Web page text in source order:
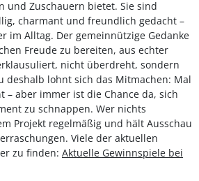
und Zuschauern bietet. Sie sind
charmant und freundlich gedacht –
im Alltag. Der gemeinnützige Gedanke
Freude zu bereiten, aus echter
nicht überdreht, sondern
deshalb lohnt sich das Mitmachen: Mal
– aber immer ist die Chance da, sich
zu schnappen. Wer nichts
Projekt regelmäßig und hält Ausschau
Viele der aktuellen
zu finden: Aktuelle Gewinnspiele bei